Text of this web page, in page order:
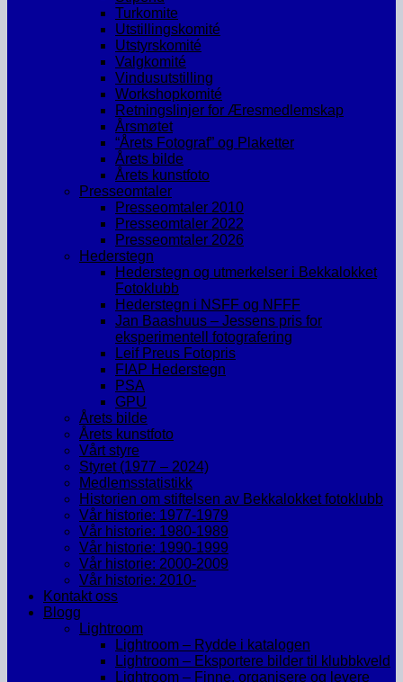
Turkomite
Utstillingskomité
Utstyrskomité
Valgkomité
Vindusutstilling
Workshopkomité
Retningslinjer for Æresmedlemskap
Årsmøtet
“Årets Fotograf” og Plaketter
Årets bilde
Årets kunstfoto
Presseomtaler
Presseomtaler 2010
Presseomtaler 2022
Presseomtaler 2026
Hederstegn
Hederstegn og utmerkelser i Bekkalokket
Fotoklubb
Hederstegn i NSFF og NFFF
Jan Baashuus – Jessens pris for
eksperimentell fotografering
Leif Preus Fotopris
FIAP Hederstegn
PSA
GPU
Årets bilde
Årets kunstfoto
Vårt styre
Styret (1977 – 2024)
Medlemsstatistikk
Historien om stiftelsen av Bekkalokket fotoklubb
Vår historie: 1977-1979
Vår historie: 1980-1989
Vår historie: 1990-1999
Vår historie: 2000-2009
Vår historie: 2010-
Kontakt oss
Blogg
Lightroom
Lightroom – Rydde i katalogen
Lightroom – Eksportere bilder til klubbkveld
Lightroom – Finne, organisere og levere